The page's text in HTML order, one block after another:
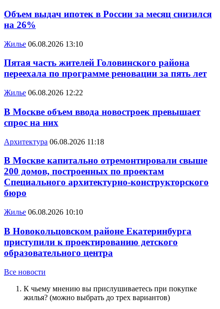
Объем выдач ипотек в России за месяц снизился
на 26%
Жилье 06.08.2026 13:10
Пятая часть жителей Головинского района
переехала по программе реновации за пять лет
Жилье 06.08.2026 12:22
В Москве объем ввода новостроек превышает
спрос на них
Архитектура 06.08.2026 11:18
В Москве капитально отремонтировали свыше
200 домов, построенных по проектам
Специального архитектурно-конструкторского
бюро
Жилье 06.08.2026 10:10
В Новокольцовском районе Екатеринбурга
приступили к проектированию детского
образовательного центра
Все новости
К чьему мнению вы прислушиваетесь при покупке
жилья? (можно выбрать до трех вариантов)